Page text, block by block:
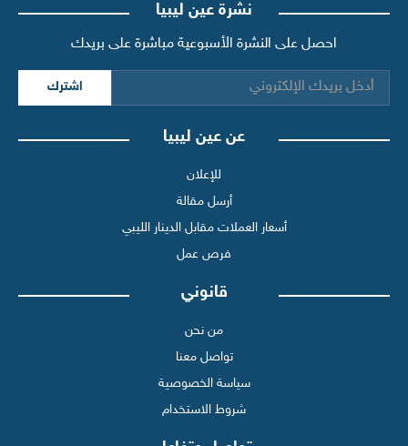
نشرة عين ليبيا
احصل على النشرة الأسبوعية مباشرة على بريدك
اشترك
عن عين ليبيا
للإعلان
أرسل مقالة
أسعار العملات مقابل الدينار الليبي
فرص عمل
قانوني
من نحن
تواصل معنا
سياسة الخصوصية
شروط الاستخدام